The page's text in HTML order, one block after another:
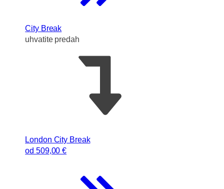
City Break
uhvatite predah
London City Break
od 509,00 €